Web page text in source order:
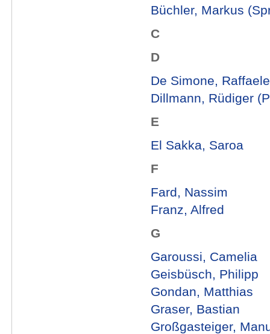
Büchler, Markus
C
D
De Simone,
Dillmann, Rüdiger
E
El Sakka, Saroa
F
Fard, Nassim
Franz, Alfred
G
Garoussi, Camelia
Geisbüsch, Philipp
Gondan, Matthias
Graser, Bastian
Großgasteiger,